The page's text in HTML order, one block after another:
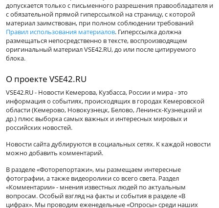
допускается только с письменного разрешения правообладателя и
с обязательной прямой гиперссылкой на страницу, с которой
материал заимствован, при полном соблюдении требований
Правил использования материалов. Гиперссылка должна
размещаться непосредственно в тексте, воспроизводящем
оригинальный материал VSE42.RU, до или после цитируемого
блока.
О проекте VSE42.RU
VSE42.RU - Новости Кемерова, Кузбасса, России и мира - это
информация о событиях, происходящих в городах Кемеровской
области (Кемерово, Новокузнецк, Белово, Ленинск-Кузнецкий и
др.) плюс выборка самых важных и интересных мировых и
российских новостей.
Новости сайта дублируются в социальных сетях. К каждой новости
можно добавить комментарий.
В разделе «Фоторепортажи», мы размещаем интересные
фотографии, а также видеоролики со всего света. Раздел
«Комментарии» - мнения известных людей по актуальным
вопросам. Особый взгляд на факты и события в разделе «В
цифрах». Мы проводим еженедельные «Опросы» среди наших